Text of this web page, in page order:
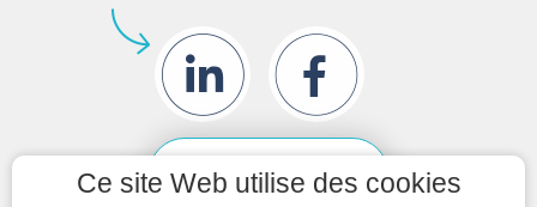
Découvrez
nos services
en vidéo
Ce site Web utilise des cookies